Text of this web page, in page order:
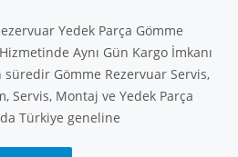
Yedek Parça Gömme
Aynı Gün Kargo İmkanı
süredir Gömme Rezervuar Servis,
Servis, Montaj ve Yedek Parça
Türkiye geneline